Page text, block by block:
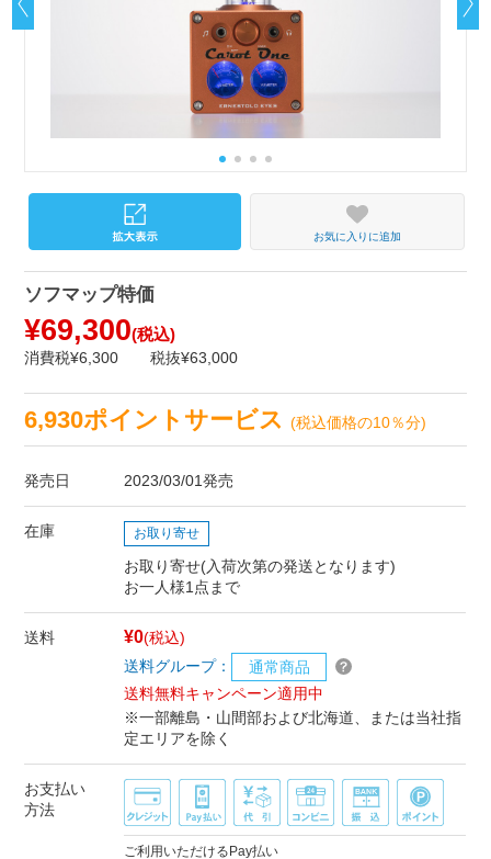
お気に入りに追加
ソフマップ特価
¥69,300(税込)
消費税¥6,300 税抜¥63,000
6,930ポイントサービス(税込価格の10％分)
発売日 2023/03/01発売
在庫 お取り寄せ
お取り寄せ(入荷次第の発送となります)
お一人様1点まで
送料 ¥0(税込)
送料グループ：
通常商品
送料無料キャンペーン適用中
※一部離島・山間部および北海道、または当社指
定エリアを除く
お支払い
方法
ご利用いただけるPay払い